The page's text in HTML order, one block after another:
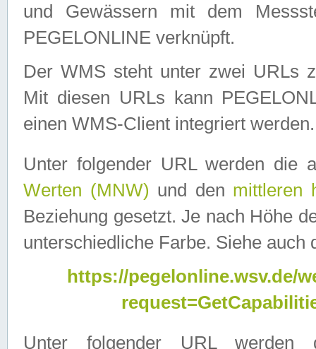
und Gewässern mit dem
PEGELONLINE verknüpft.
Der WMS steht unter zwei URLs
Mit diesen URLs kann
einen WMS-Client integriert werden.
Unter folgender URL werden die
Werten (MNW) und den mittleren
Beziehung gesetzt. Je nach Höhe
unterschiedliche Farbe. Siehe auch
https://pegelonline.wsv.de/
Unter folgender URL